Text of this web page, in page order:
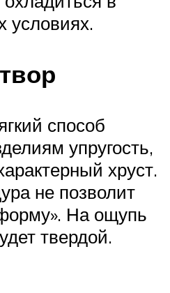
условиях.
способ
упругость,
хруст.
не позволит
На ощупь
твердой.